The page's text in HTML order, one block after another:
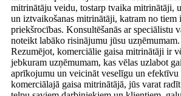
mitrinātāju veidu, tostarp tvaika mitrinātāji,
un iztvaikošanas mitrinātāji, katram no tiem
priekšrocības. Konsultēšanās ar speciālistu
noteikt labāko risinājumu jūsu uzņēmumam.
Rezumējot, komerciālie gaisa mitrinātāji ir
jebkuram uzņēmumam, kas vēlas uzlabot
aprīkojumu un veicināt veselīgu un
komerciālajā gaisa mitrinātājā, jūs varat